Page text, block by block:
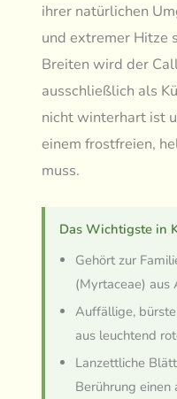
ihrer natürlichen
und extremer Hitze
Breiten wird der
ausschließlich als
nicht winterhart ist
einem frostfreien,
muss.
Das Wichtigste in
Gehört zur
(Myrtaceae) aus
Auffällige,
aus leuchtend
Lanzettliche
Berührung